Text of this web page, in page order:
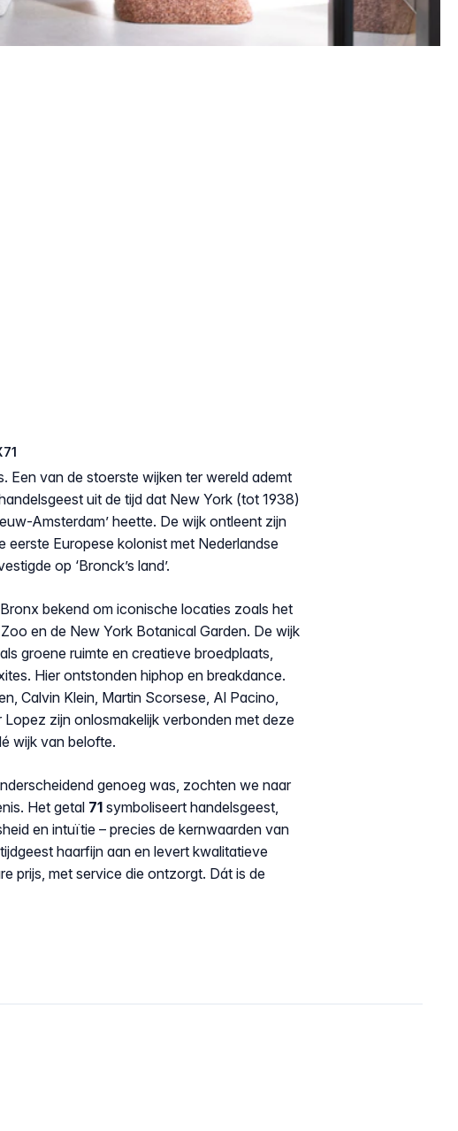
Een van de stoerste wijken ter wereld ademt
uit de tijd dat New York (tot 1938)
Amsterdam’ heette. De wijk ontleent zijn
eerste Europese kolonist met Nederlandse
op ‘Bronck’s land’.
bekend om iconische locaties zoals het
en de New York Botanical Garden. De wijk
groene ruimte en creatieve broedplaats,
Hier ontstonden hiphop en breakdance.
Calvin Klein, Martin Scorsese, Al Pacino,
zijn onlosmakelijk verbonden met deze
wijk van belofte.
genoeg was, zochten we naar
Het getal 71symboliseert handelsgeest,
en intuïtie – precies de kernwaarden van
haarfijn aan en levert kwalitatieve
prijs, met service die ontzorgt. Dát is de